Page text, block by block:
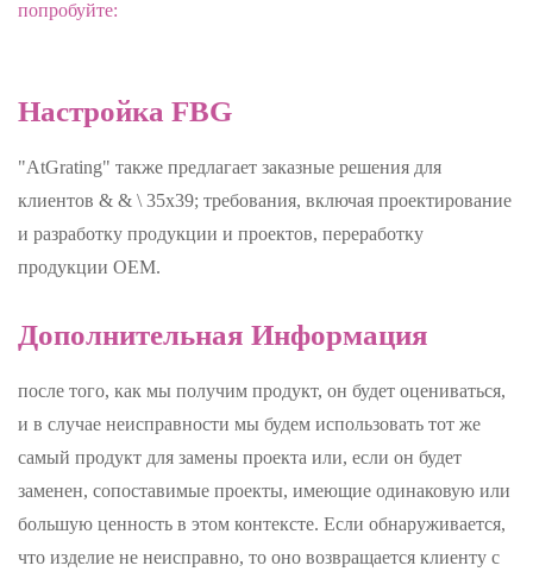
попробуйте:
Настройка FBG
"AtGrating" также предлагает заказные решения для
клиентов & & \ 35х39; требования, включая проектирование
и разработку продукции и проектов, переработку
продукции OEM.
Дополнительная Информация
после того, как мы получим продукт, он будет оцениваться,
и в случае неисправности мы будем использовать тот же
самый продукт для замены проекта или, если он будет
заменен, сопоставимые проекты, имеющие одинаковую или
большую ценность в этом контексте. Если обнаруживается,
что изделие не неисправно, то оно возвращается клиенту с